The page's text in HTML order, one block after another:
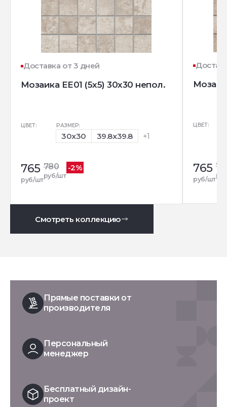
Доставка от 3 дней
Мозаика EE01 (5х5) 30x30 непол.
ЦВЕТ: РАЗМЕР:
30x30 39.8x39.8 +1
765
руб/шт
780
руб/шт
-2%
ЦВЕТ:
765
руб/шт
Смотреть коллекцию
Прямые поставки от
производителя
Персональный
менеджер
Бесплатный дизайн-
проект